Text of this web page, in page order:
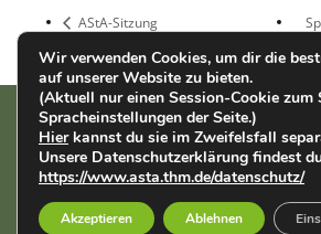
AStA-Sitzung
AStA der THM | Wiesenstr. 14 | 35390
Datenschutz
Wir verwenden Cookies, um dir die
auf unserer Website zu bieten.
(Aktuell nur einen Session-Cookie zum
Spracheinstellungen der Seite.)
Hierkannst du sie im Zweifelsfall
Unsere Datenschutzerklärung findest
https://www.asta.thm.de/datenschutz/
Akzeptieren AblehnenDeutsch